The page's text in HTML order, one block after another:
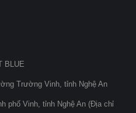
BLUE
Trường Vinh, tỉnh Nghệ An
phố Vinh, tỉnh Nghệ An (Địa chỉ